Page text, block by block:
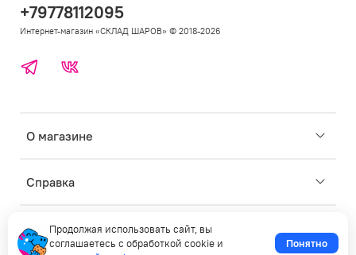
О магазине
Справка
Личные данные
Telegram
+79778112095
Интернет-магазин «СКЛАД ШАРОВ» © 2018-2026
Продолжая использовать сайт, вы
соглашаетесь с обработкой cookie и
Понятно